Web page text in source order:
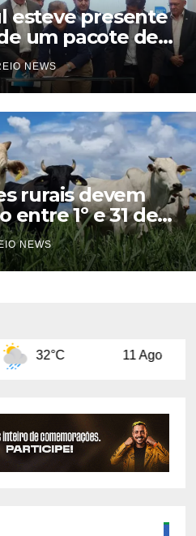
esteve presente
um pacote de
Governo de MS
NEWS
rurais devem
entre 1º e 31 de
NEWS
11 Ago 29°C